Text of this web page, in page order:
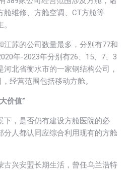
舱维修、方舱空调、CT方舱等
江苏的公司数量最多，分别有77和
年-2023年分别有26、15、7、3
北省衡水市的一家钢结构公司，
经营范围包括移动方舱。
价值”
下，是否仍有建设方舱医院的必
分人都认同应综合利用现有的方舱
古兴安盟长期生活，曾任乌兰浩特